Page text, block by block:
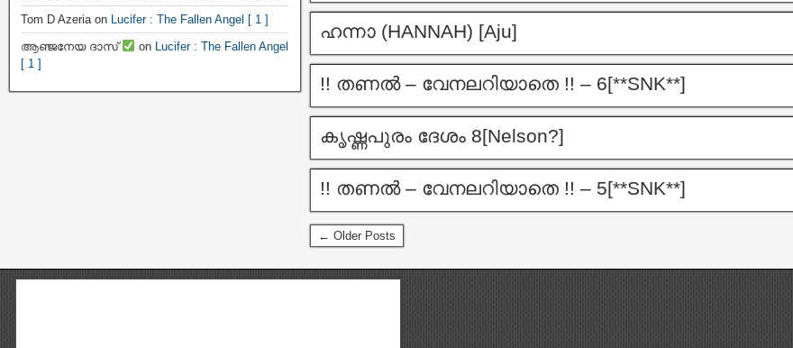
ഹന്നാ (HANNAH) [Aju]
!! തണൽ – വേനലറിയാതെ !! – 6[**SNK**]
കൃഷ്ണപുരം ദേശം 8[Nelson?]
!! തണൽ – വേനലറിയാതെ !! – 5[**SNK**]
← Older Posts
Tom D Azeriaon Lucifer : The Fallen Angel [ 1 ]
ആഞ്ജനേയ ദാസ്
on Lucifer : The Fallen Angel
[ 1 ]